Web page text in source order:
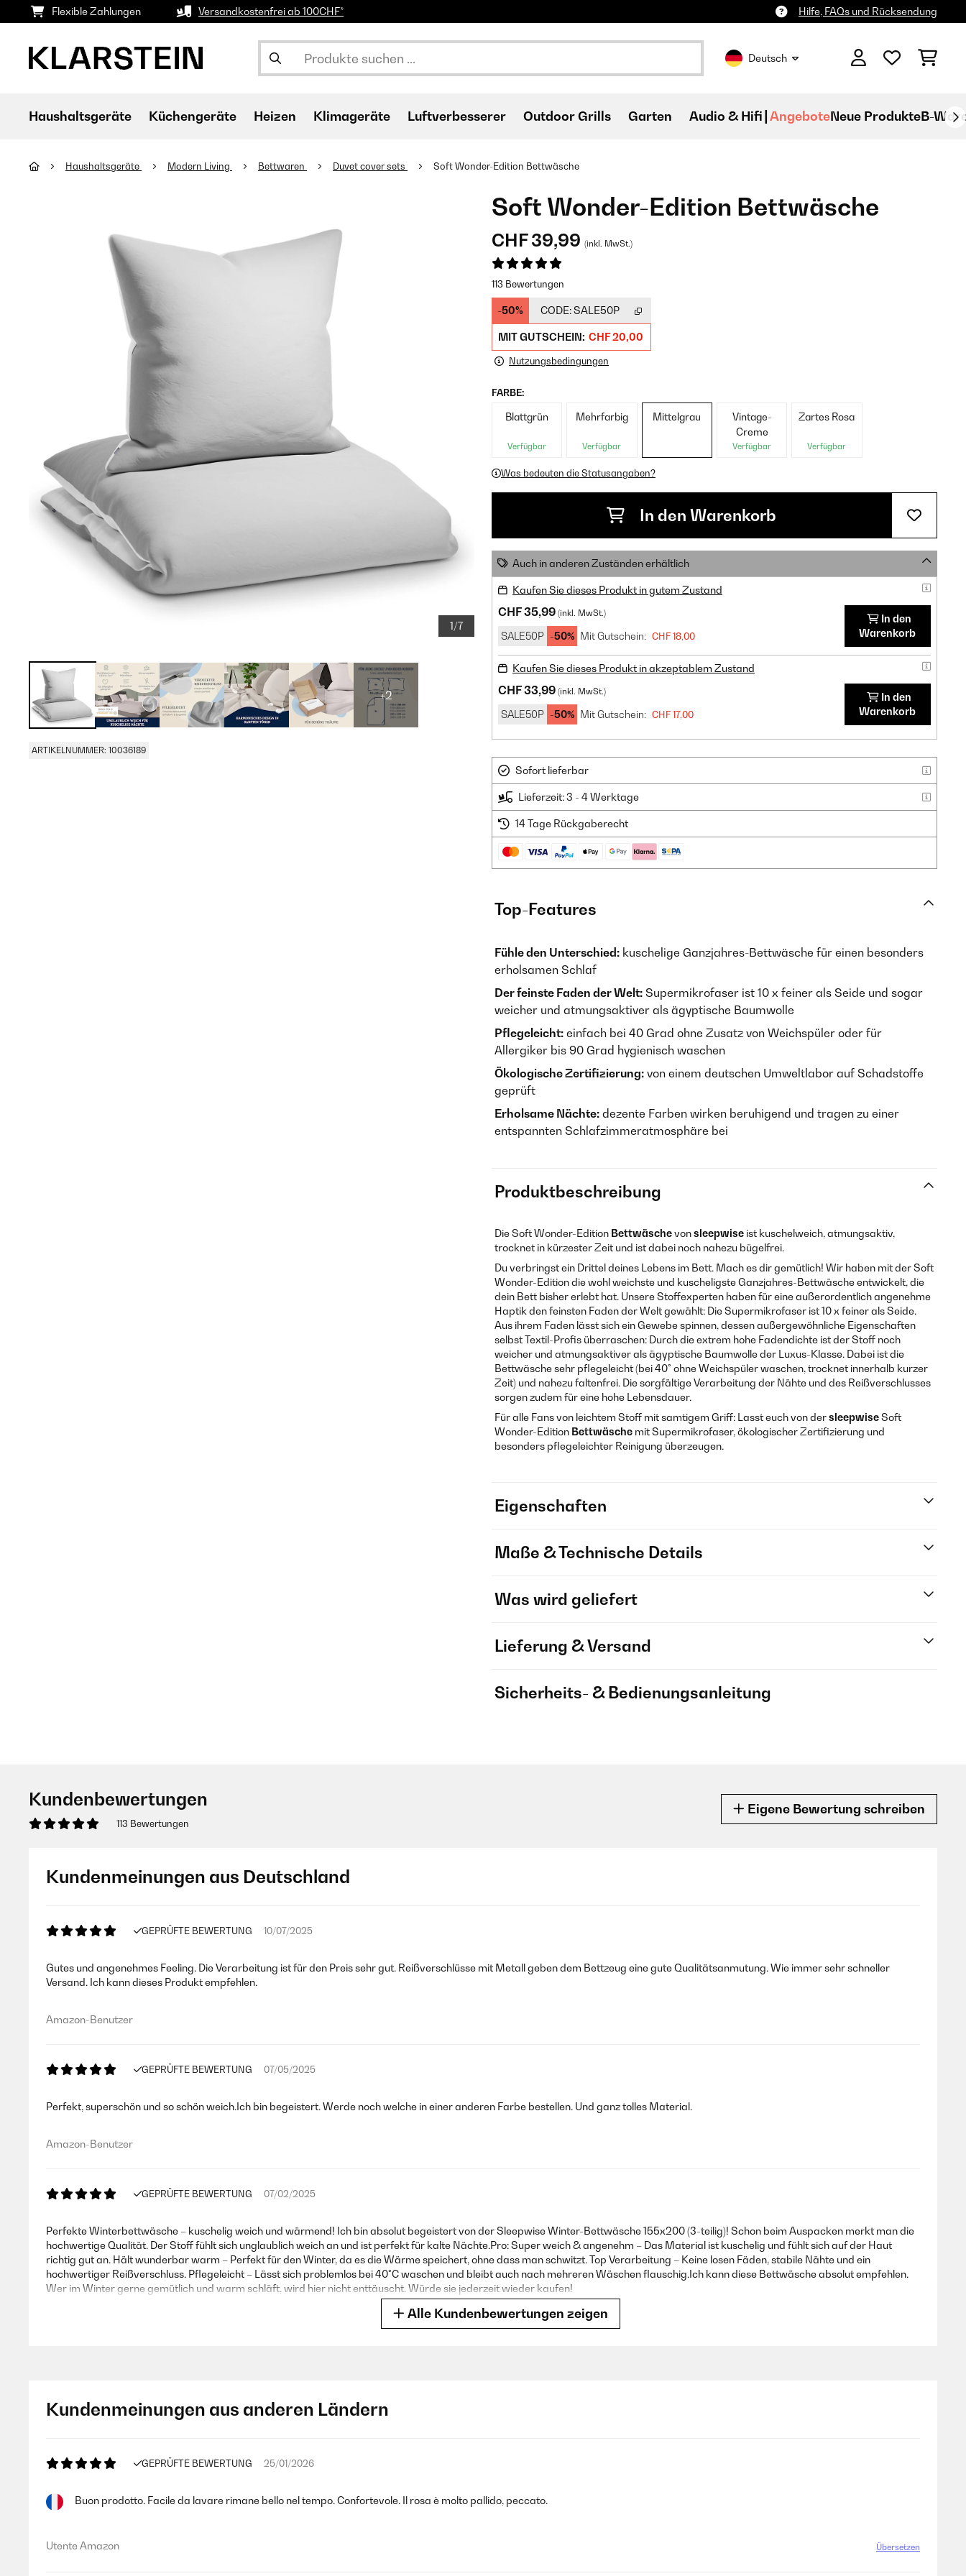
Flexible Zahlungen Versandkostenfrei ab 100CHF* Hilfe, FAQs und Rücksendung
Deutsch
Haushaltsgeräte Küchengeräte Heizen Klimageräte Luftverbesserer Outdoor Grills Garten Audio & Hifi AngeboteNeue ProdukteB-
Haushaltsgeräte Modern Living Bettwaren Duvet cover sets Soft Wonder-Edition Bettwäsche
1/7
+2
ARTIKELNUMMER: 10036189
Soft Wonder-Edition Bettwäsche
CHF 39,99 (inkl. MwSt.)
113 Bewertungen
-50% CODE:SALE50P
MIT GUTSCHEIN: CHF 20,00
Nutzungsbedingungen
FARBE:
Blattgrün
Verfügbar
Mehrfarbig
Verfügbar
Mittelgrau
Vintage-
Creme
Verfügbar
Zartes Rosa
Verfügbar
Was bedeuten die Statusangaben?
In den Warenkorb
Auch in anderen Zuständen erhältlich
Kaufen Sie dieses Produkt in gutem Zustand
CHF 35,99 (inkl. MwSt.)
SALE50P -50% Mit Gutschein: CHF 18,00
In den
Warenkorb
Kaufen Sie dieses Produkt in akzeptablem Zustand
CHF 33,99 (inkl. MwSt.)
SALE50P -50% Mit Gutschein: CHF 17,00
In den
Warenkorb
Sofort lieferbar
Lieferzeit: 3 - 4 Werktage
14 Tage Rückgaberecht
Top-Features
Fühle den Unterschied: kuschelige Ganzjahres-Bettwäsche für einen besonders
erholsamen Schlaf
Der feinste Faden der Welt: Supermikrofaser ist 10 x feiner als Seide und sogar
weicher und atmungsaktiver als ägyptische Baumwolle
Pflegeleicht: einfach bei 40 Grad ohne Zusatz von Weichspüler oder für
Allergiker bis 90 Grad hygienisch waschen
Ökologische Zertifizierung: von einem deutschen Umweltlabor auf Schadstoffe
geprüft
Erholsame Nächte: dezente Farben wirken beruhigend und tragen zu einer
entspannten Schlafzimmeratmosphäre bei
Produktbeschreibung
Die Soft Wonder-Edition Bettwäschevonsleepwise ist kuschelweich, atmungsaktiv,
trocknet in kürzester Zeit und ist dabei noch nahezu bügelfrei.
Du verbringst ein Drittel deines Lebens im Bett. Mach es dir gemütlich! Wir haben mit der Soft
Wonder-Edition die wohl weichste und kuscheligste Ganzjahres-Bettwäsche entwickelt, die
dein Bett bisher erlebt hat. Unsere Stoffexperten haben für eine außerordentlich angenehme
Haptik den feinsten Faden der Welt gewählt: Die Supermikrofaser ist 10 x feiner als Seide.
Aus ihrem Faden lässt sich ein Gewebe spinnen, dessen außergewöhnliche Eigenschaften
selbst Textil-Profis überraschen: Durch die extrem hohe Fadendichte ist der Stoff noch
weicher und atmungsaktiver als ägyptische Baumwolle der Luxus-Klasse. Dabei ist die
Bettwäsche sehr pflegeleicht (bei 40° ohne Weichspüler waschen, trocknet innerhalb kurzer
Zeit) und nahezu faltenfrei. Die sorgfältige Verarbeitung der Nähte und des Reißverschlusses
sorgen zudem für eine hohe Lebensdauer.
Für alle Fans von leichtem Stoff mit samtigem Griff: Lasst euch von dersleepwiseSoft
Wonder-Edition Bettwäsche mit Supermikrofaser, ökologischer Zertifizierung und
besonders pflegeleichter Reinigung überzeugen.
Eigenschaften
Maße & Technische Details
Was wird geliefert
Lieferung & Versand
Sicherheits- & Bedienungsanleitung
Kundenbewertungen
113 Bewertungen
Eigene Bewertung schreiben
Kundenmeinungen aus Deutschland
GEPRÜFTE BEWERTUNG 10/07/2025
Gutes und angenehmes Feeling. Die Verarbeitung ist für den Preis sehr gut. Reißverschlüsse mit Metall geben dem Bettzeug eine gute Qualitätsanmutung. Wie immer sehr schneller
Versand. Ich kann dieses Produkt empfehlen.
Amazon-Benutzer
GEPRÜFTE BEWERTUNG 07/05/2025
Perfekt, superschön und so schön weich.Ich bin begeistert. Werde noch welche in einer anderen Farbe bestellen. Und ganz tolles Material.
Amazon-Benutzer
GEPRÜFTE BEWERTUNG 07/02/2025
Perfekte Winterbettwäsche – kuschelig weich und wärmend! Ich bin absolut begeistert von der Sleepwise Winter-Bettwäsche 155x200 (3-teilig)! Schon beim Auspacken merkt man die
hochwertige Qualität. Der Stoff fühlt sich unglaublich weich an und ist perfekt für kalte Nächte.Pro: Super weich & angenehm – Das Material ist kuschelig und fühlt sich auf der Haut
richtig gut an. Hält wunderbar warm – Perfekt für den Winter, da es die Wärme speichert, ohne dass man schwitzt. Top Verarbeitung – Keine losen Fäden, stabile Nähte und ein
hochwertiger Reißverschluss. Pflegeleicht – Lässt sich problemlos bei 40°C waschen und bleibt auch nach mehreren Wäschen flauschig.Ich kann diese Bettwäsche absolut empfehlen.
Wer im Winter gerne gemütlich und warm schläft, wird hier nicht enttäuscht. Würde sie jederzeit wieder kaufen!
Ich liebe diese Bettwäsche. Trocknerbeständig, mit Reißverschlüssen und super angenehm.
GEPRÜFTE BEWERTUNG 25/11/2024
Alle Kundenbewertungen zeigen
Kundenmeinungen aus anderen Ländern
GEPRÜFTE BEWERTUNG 25/01/2026
Buon prodotto. Facile da lavare rimane bello nel tempo. Confortevole. Il rosa è molto pallido, peccato.
Utente Amazon Übersetzen